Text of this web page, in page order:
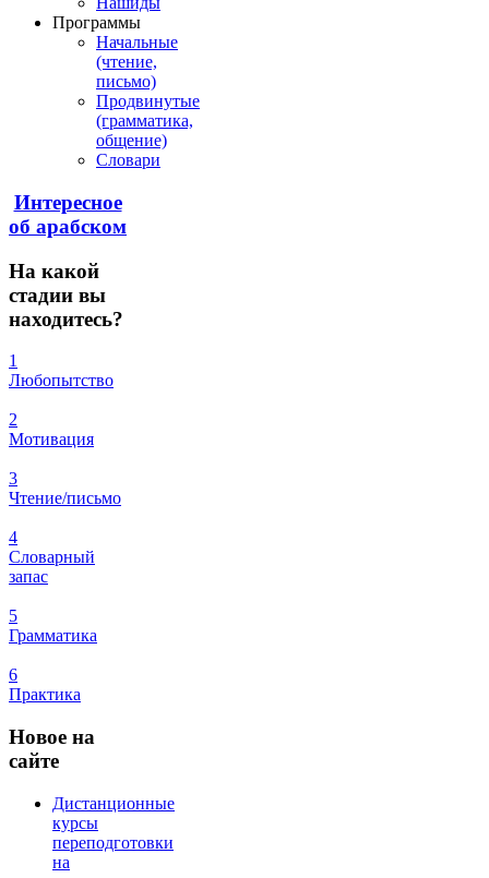
Программы
Начальные
(чтение,
письмо)
Продвинутые
(грамматика,
общение)
Словари
Интересное
об арабском
На какой
стадии вы
находитесь?
1
Любопытство
2
Мотивация
3
Чтение/письмо
4
Словарный
запас
5
Грамматика
6
Практика
Новое на
сайте
Дистанционные
курсы
переподготовки
на